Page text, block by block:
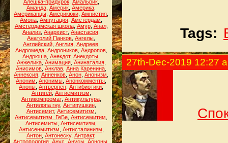
Алёшка-придурок, Амальрик,
Аманда Америк Америка
Американцы Америкюки Амнистия
Амона Ампутация Амстердам
Амстердамская школа, Амур, Анал,
Анализ Анархист, Анастасия
Анатолий Панков Ангелы
Английский, Англия, Андреев,
Андромеда, Андроников, Андропов,
Андрюша Анекдот, Анекдоты
Анжелика, Анимация, Анинаталия,
Анисимов Анклав Анна Каренина
Аннексия Анненков Анон Анонизм
Аноним Анонимы Анонкомменты
Аноны Антверпен Антибиотики
Антигей, Антиемитизм
Антикомпромат, Антикультура,
Антилопа гну, Антипушкин,
Антисемит, Антисемитизм
Антисемитизм. ГеБе Антисемитим
Антисемиты Антисемтизм
Антисенмитизм Антисталинизм
Антон Антонеску, Антракт,
Антропология Анус Анусы Аононы
Tags:
27th-Dec-2019 12:27